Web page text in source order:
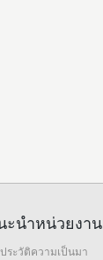
ะนำหน่วยงาน
ประวัติความเป็นมา